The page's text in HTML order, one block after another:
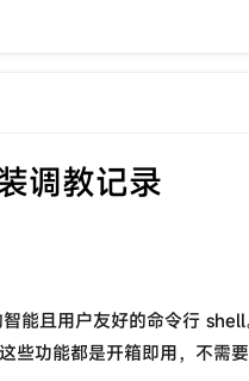
调教记录
能且用户友好的命令行
功能都是开箱即用，不需要